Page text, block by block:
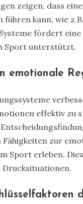
zeigen, dass
führen kann, wie
fördert
Sport unterstützt.
emotionale
effektiv zu
zur
Sport erleben.